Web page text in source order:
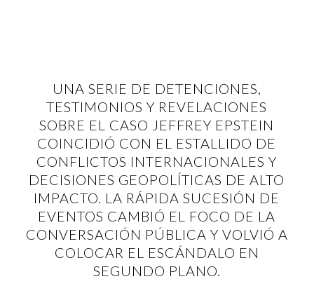
UNA SERIE DE DETENCIONES,
TESTIMONIOS Y REVELACIONES
SOBRE EL CASO JEFFREY EPSTEIN
COINCIDIÓ CON EL ESTALLIDO DE
CONFLICTOS INTERNACIONALES Y
DECISIONES GEOPOLÍTICAS DE ALTO
IMPACTO. LA RÁPIDA SUCESIÓN DE
EVENTOS CAMBIÓ EL FOCO DE LA
CONVERSACIÓN PÚBLICA Y VOLVIÓ A
COLOCAR EL ESCÁNDALO EN
SEGUNDO PLANO.